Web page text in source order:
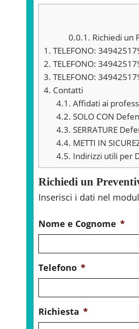
0.0.1. Richiedi un
1. TELEFONO:
2. TELEFONO:
3. TELEFONO:
4. Contatti
4.1. Affidati ai
4.2. SOLO CON
4.3. SERRATURE
4.4. METTI IN
4.5. Indirizzi utili per
Richiedi un
Inserisci i dati nel
Nome e Cognome *
Telefono *
Richiesta *